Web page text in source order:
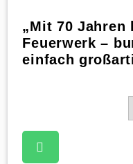
„Mit 70 Jahren
Feuerwerk –
einfach